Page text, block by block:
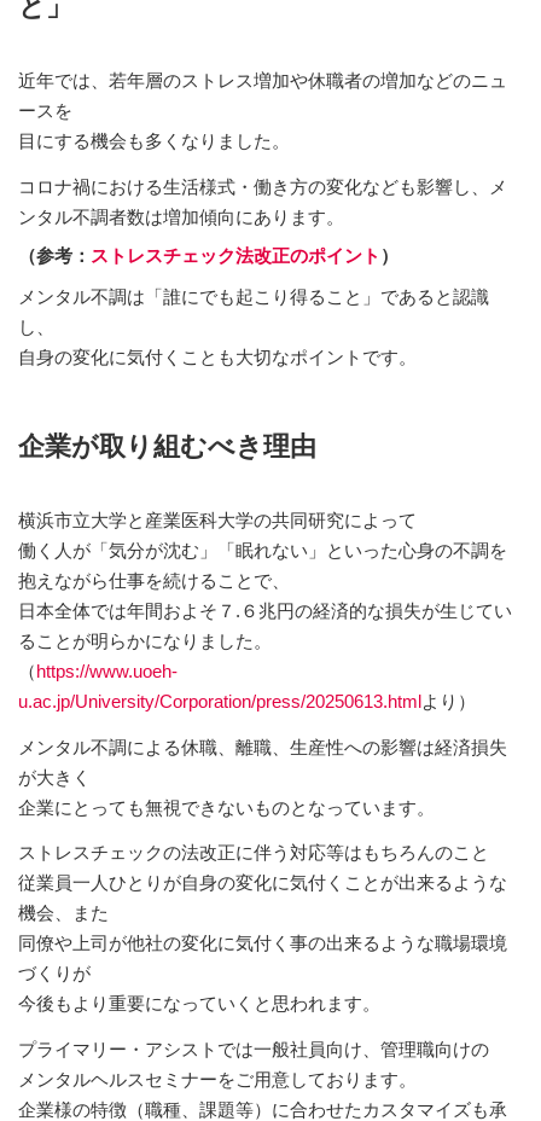
と」
近年では、若年層のストレス増加や休職者の増加などのニュ
ースを
目にする機会も多くなりました。
コロナ禍における生活様式・働き方の変化なども影響し、メ
ンタル不調者数は増加傾向にあります。
（参考： ストレスチェック法改正のポイント ）
メンタル不調は「誰にでも起こり得ること」であると認識
し、
自身の変化に気付くことも大切なポイントです。
企業が取り組むべき理由
横浜市立大学と産業医科大学の共同研究によって
働く人が「気分が沈む」「眠れない」といった心身の不調を
抱えながら仕事を続けることで、
日本全体では年間およそ７.６兆円の経済的な損失が生じてい
ることが明らかになりました。
（https://www.uoeh-
u.ac.jp/University/Corporation/press/20250613.htmlより）
メンタル不調による休職、離職、生産性への影響は経済損失
が大きく
企業にとっても無視できないものとなっています。
ストレスチェックの法改正に伴う対応等はもちろんのこと
従業員一人ひとりが自身の変化に気付くことが出来るような
機会、また
同僚や上司が他社の変化に気付く事の出来るような職場環境
づくりが
今後もより重要になっていくと思われます。
プライマリー・アシストでは一般社員向け、管理職向けの
メンタルヘルスセミナーをご用意しております。
企業様の特徴（職種、課題等）に合わせたカスタマイズも承